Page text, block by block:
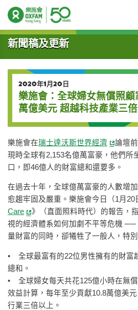
開始主要內容
新聞稿及更新
2020年1月20日
樂施會：全球婦女無償照
萬億美元 超越科技產業三
樂施會在瑞士達沃斯世界經濟
論壇
現時全球有2,153名億萬富豪，他們所
口，即46億人的財富總和還要多。
在過去十年，全球億萬富豪的人數增
愈趨牢固及嚴重。樂施會今日（1月20
Care
》（直面照料時代）的報告，
視的經濟體系如何加劇不平等危機 ──
量財富的同時，卻犧牲了一般人，特
• 全球最富有的22位男性擁有的財富
總和。
• 全球婦女每天共花125億小時在無
效益計算，每年至少貢獻10.8萬億美
行業三倍以上。